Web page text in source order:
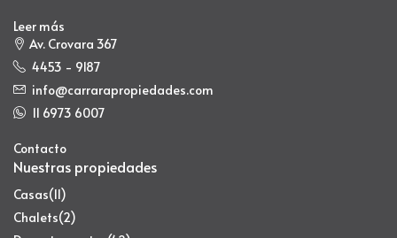
Leer más
Av. Crovara 367
4453 - 9187
info@carrarapropiedades.com
11 6973 6007
Contacto
Nuestras propiedades
Casas(11)
Chalets(2)